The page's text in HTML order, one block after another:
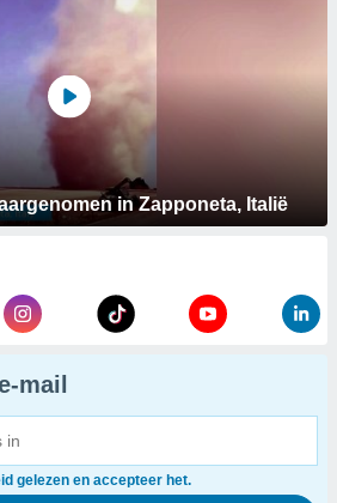
in Zapponeta, Italië
mail
gelezen en accepteer het.